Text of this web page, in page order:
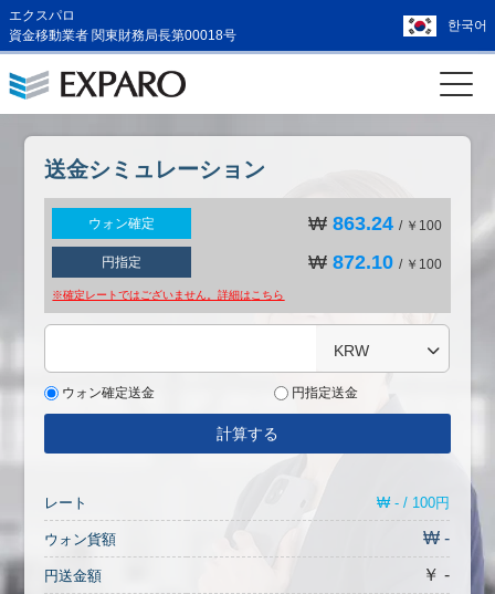
エクスパロ
資金移動業者 関東財務局長第00018号
한국어
送金シミュレーション
ウォン確定 ₩863.24 / ￥100
円指定 ₩872.10 / ￥100
※確定レートではございません。詳細は こちら
KRW
ウォン確定送金 円指定送金
計算する
レート ₩ - / 100円
ウォン貨額 ₩ -
円送金額 ￥ -